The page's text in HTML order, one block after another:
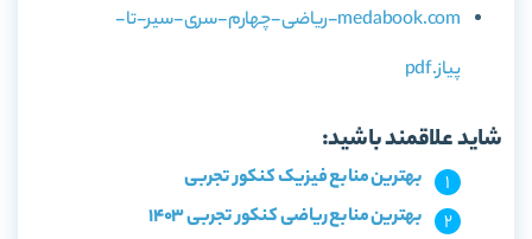
medabook.com-ریاضی-چهارم-سری-سیر-تا-
پیاز.pdf
شاید علاقمند باشید:
بهترین منابع فیزیک کنکور تجربی
بهترین منابع ریاضی کنکور تجربی 1403